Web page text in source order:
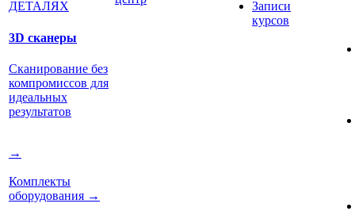
ДЕТАЛЯХ
3D сканеры
Сканирование без
компромиссов для
идеальных
результатов
→
Комплекты
оборудования →
Записи
курсов